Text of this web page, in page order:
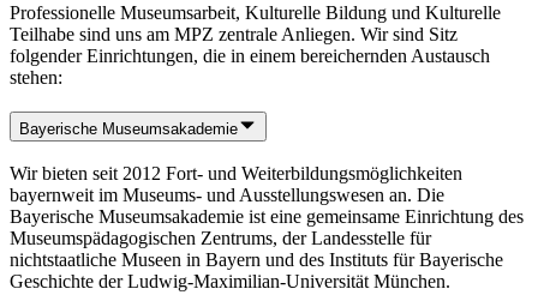
Professionelle Museumsarbeit, Kulturelle Bildung und Kulturelle
Teilhabe sind uns am MPZ zentrale Anliegen. Wir sind Sitz
folgender Einrichtungen, die in einem bereichernden Austausch
stehen:
Bayerische Museumsakademie
Wir bieten seit 2012 Fort- und Weiterbildungsmöglichkeiten
bayernweit im Museums- und Ausstellungswesen an. Die
Bayerische Museumsakademie ist eine gemeinsame Einrichtung des
Museumspädagogischen Zentrums, der Landesstelle für
nichtstaatliche Museen in Bayern und des Instituts für Bayerische
Geschichte der Ludwig-Maximilian-Universität München.